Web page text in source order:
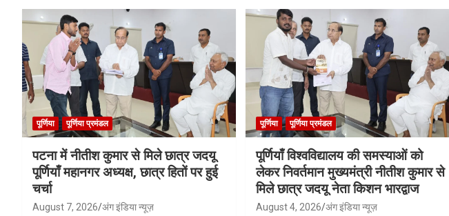
पूर्णिया पूर्णिया प्रमंडल
पटना में नीतीश कुमार से मिले छात्र जदयू
पूर्णियाँ महानगर अध्यक्ष, छात्र हितों पर हुई
चर्चा
August 7, 2026 अंग इंडिया न्यूज़
पूर्णिया पूर्णिया प्रमंडल
पूर्णियाँ विश्वविद्यालय की समस्याओं को
लेकर निवर्तमान मुख्यमंत्री नीतीश कुमार से
मिले छात्र जदयू नेता किशन भारद्वाज
August 4, 2026 अंग इंडिया न्यूज़